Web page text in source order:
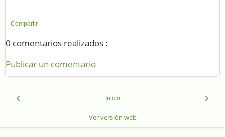
Compartir
0 comentarios realizados :
Publicar un comentario
‹ ›
Inicio
Ver versión web